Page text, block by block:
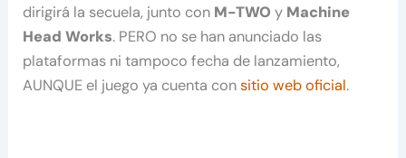
dirigirá la secuela, junto con M-TWO y Machine
Head Works. PERO no se han anunciado las
plataformas ni tampoco fecha de lanzamiento,
AUNQUE el juego ya cuenta consitio web oficial.